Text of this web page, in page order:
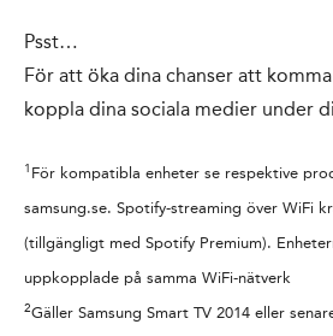
Psst…
För att öka dina chanser att
koppla dina sociala medier under
1 För kompatibla enheter se respektive
samsung.se. Spotify-streaming över WiFi
(tillgängligt med Spotify Premium).
uppkopplade på samma WiFi-nätverk
2Gäller Samsung Smart TV 2014 eller